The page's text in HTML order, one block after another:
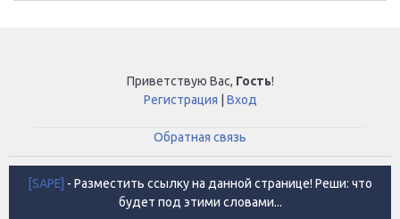
Приветствую Вас, Гость!
Регистрация
Вход
Обратная связь
[SAPE] - Разместить ссылку на данной странице! Реши: что
будет под этими словами...